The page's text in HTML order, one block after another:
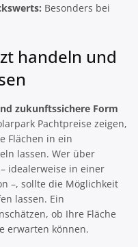
Besonders bei
handeln und
zukunftssichere Form
Pachtpreise zeigen,
Flächen in ein
lassen. Wer über
idealerweise in einer
–, sollte die Möglichkeit
lassen. Ein
ob Ihre Fläche
erwarten können.